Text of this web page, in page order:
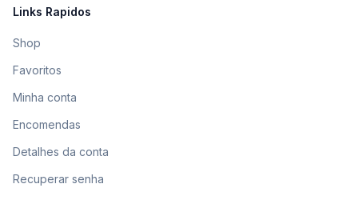
Links Rapidos
Shop
Favoritos
Minha conta
Encomendas
Detalhes da conta
Recuperar senha